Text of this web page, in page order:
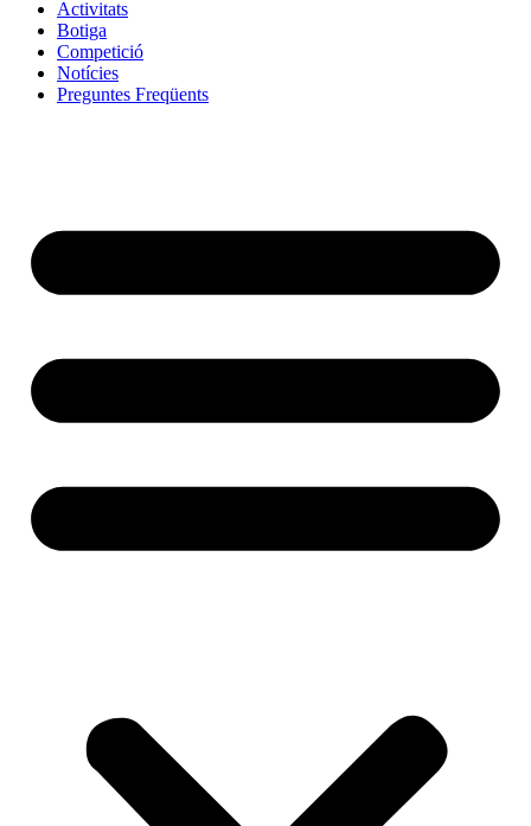
Activitats
Botiga
Competició
Notícies
Preguntes Freqüents